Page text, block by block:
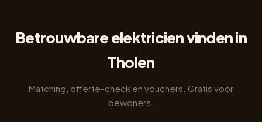
Betrouwbare elektricien vinden in
Tholen
Matching, offerte-check en vouchers. Gratis voor
bewoners.